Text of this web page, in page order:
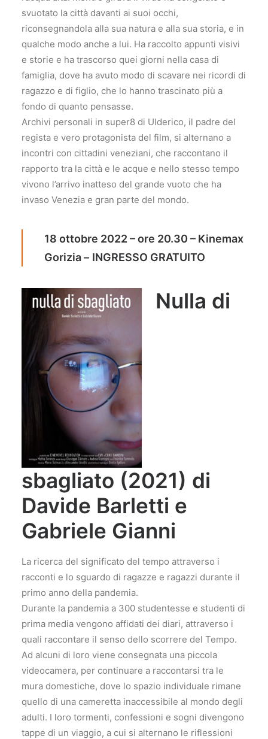
svuotato la città davanti ai suoi occhi,
riconsegnandola alla sua natura e alla sua storia, e in
qualche modo anche a lui. Ha raccolto appunti visivi
e storie e ha trascorso quei giorni nella casa di
famiglia, dove ha avuto modo di scavare nei ricordi di
ragazzo e di figlio, che lo hanno trascinato più a
fondo di quanto pensasse.
Archivi personali in super8 di Ulderico, il padre del
regista e vero protagonista del film, si alternano a
incontri con cittadini veneziani, che raccontano il
rapporto tra la città e le acque e nello stesso tempo
vivono l’arrivo inatteso del grande vuoto che ha
invaso Venezia e gran parte del mondo.
18 ottobre 2022 – ore 20.30 – Kinemax
Gorizia – INGRESSO GRATUITO
Nulla di
sbagliato (2021) di
Davide Barletti e
Gabriele Gianni
La ricerca del significato del tempo attraverso i
racconti e lo sguardo di ragazze e ragazzi durante il
primo anno della pandemia.
Durante la pandemia a 300 studentesse e studenti di
prima media vengono affidati dei diari, attraverso i
quali raccontare il senso dello scorrere del Tempo.
Ad alcuni di loro viene consegnata una piccola
videocamera, per continuare a raccontarsi tra le
mura domestiche, dove lo spazio individuale rimane
quello di una cameretta inaccessibile al mondo degli
adulti. I loro tormenti, confessioni e sogni divengono
tappe di un viaggio, a cui si alternano le riflessioni